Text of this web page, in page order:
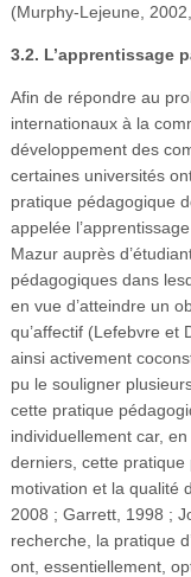
(Murphy-Lejeune,
3.2. L’apprentissage
Afin de répondre au
internationaux à la
développement des
certaines universités
pratique pédagogique
appelée
Mazur auprès
pédagogiques dans
en vue d’atteindre un
qu’affectif (Lefebvre et
ainsi activement
pu le souligner
cette pratique
individuellement car,
derniers, cette
motivation et la qualité
2008 ; Garrett, 1998 ;
recherche, la pratique
ont, essentiellement,